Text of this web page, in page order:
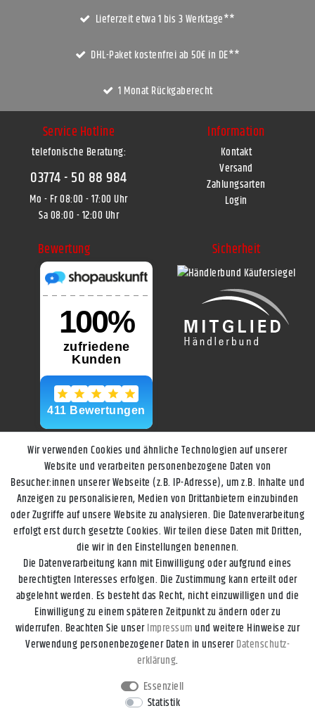
Lieferzeit etwa 1 bis 3 Werktage**
DHL-Paket kostenfrei ab 50€ in DE**
1 Monat Rückgaberecht
Service Hotline
telefonische Beratung:
03774 - 50 88 984
Mo - Fr 08:00 - 17:00 Uhr
Sa 08:00 - 12:00 Uhr
Information
Kontakt
Versand
Zahlungsarten
Login
Bewertung Sicherheit
Impressum Daten­schutz­erklärung AGB Widerrufs­recht
Wir verwenden Cookies und ähnliche Technologien auf unserer
Website und verarbeiten personenbezogene Daten von
Besucher:innen unserer Webseite (z.B. IP-Adresse), um z.B. Inhalte und
Anzeigen zu personalisieren, Medien von Drittanbietern einzubinden
oder Zugriffe auf unsere Website zu analysieren. Die Datenverarbeitung
erfolgt erst durch gesetzte Cookies. Wir teilen diese Daten mit Dritten,
die wir in den Einstellungen benennen.
Die Datenverarbeitung kann mit Einwilligung oder aufgrund eines
berechtigten Interesses erfolgen. Die Zustimmung kann erteilt oder
abgelehnt werden. Es besteht das Recht, nicht einzuwilligen und die
Einwilligung zu einem späteren Zeitpunkt zu ändern oder zu
widerrufen. Beachten Sie unserImpressumund weitere Hinweise zur
Verwendung personenbezogener Daten in unsererDaten­schutz­
erklärung.
Essenziell
Statistik